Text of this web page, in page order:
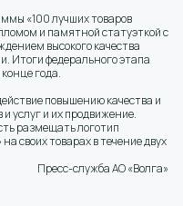
«100 лучших товаров
и памятной статуэткой с
высокого качества
Итоги федерального этапа
года.
повышению качества и
услуг и их продвижение.
размещать логотип
своих товарах в течение двух
Пресс-служба АО «Волга»